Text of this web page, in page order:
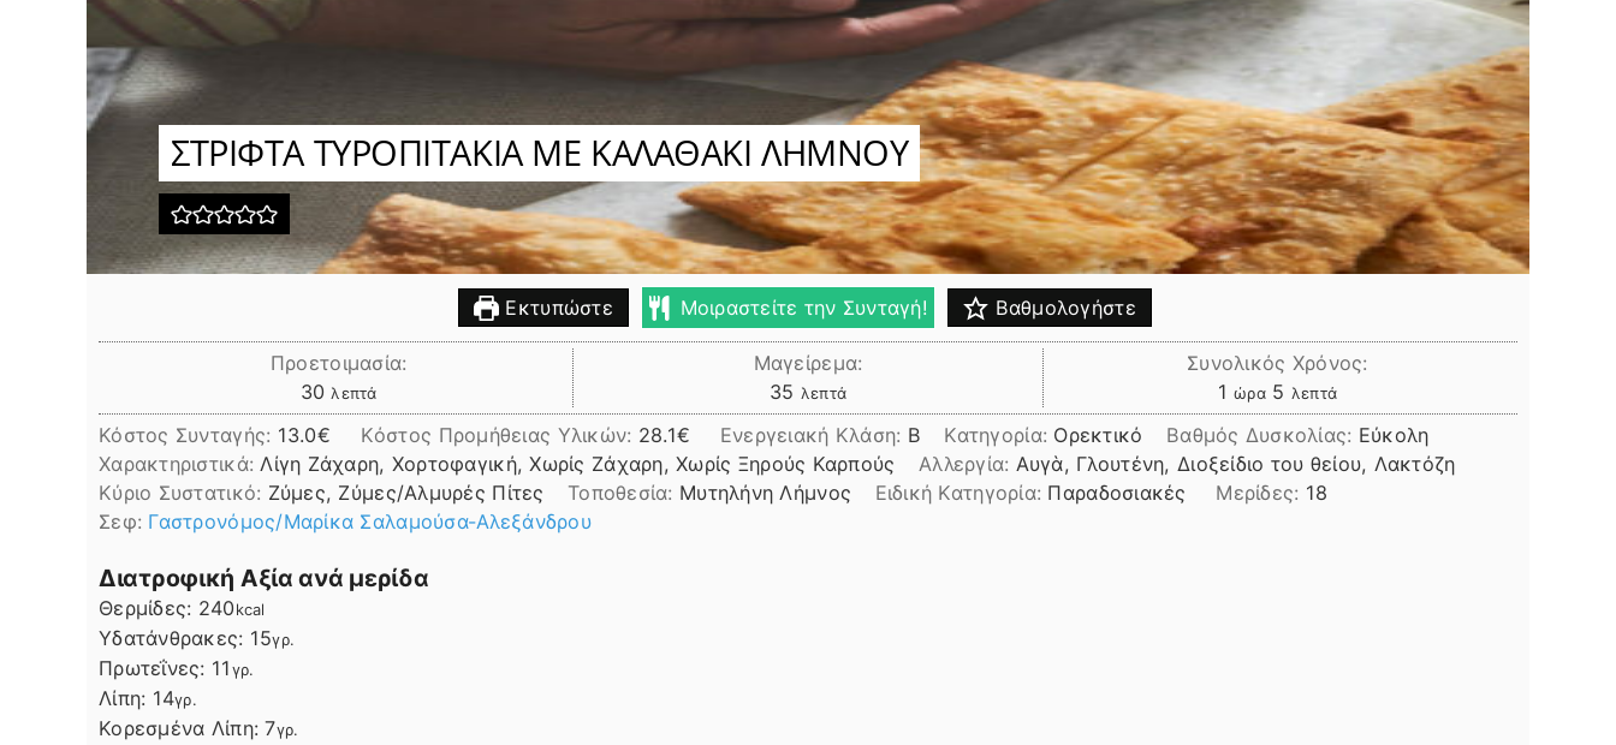
ΣΤΡΙΦΤΑ ΤΥΡΟΠΙΤΑΚΙΑ ΜΕ ΚΑΛΑΘΑΚΙ ΛΗΜΝΟΥ
Εκτυπώστε Μοιραστείτε την Συνταγή! Βαθμολογήστε
Προετοιμασία:
30 λεπτά
λεπτά
Μαγείρεμα:
35 λεπτά
λεπτά
Συνολικός Χρόνος:
1 ώρα
ώρα 5 λεπτά
λεπτά
Κόστος Συνταγής: 13.0€ Kόστος Προμήθειας Υλικών: 28.1 Ενεργειακή Κλάση: B Κατηγορία: Ορεκτικό Βαθμός Δυσκολίας: Εύκολη
Χαρακτηριστικά: Λίγη Ζάχαρη, Χορτοφαγική, Χωρίς Ζάχαρη, Χωρίς Ξηρούς Καρπούς Αλλεργία: Αυγὰ, Γλουτένη, Διοξείδιο του θείου, Λακτόζη
Kύριο Συστατικό: Ζύμες, Ζύμες/Αλμυρές Πίτες Τοποθεσία: Μυτηλήνη Λήμνος Ειδική Κατηγορία: Παραδοσιακές Μερίδες: 18
Σεφ: Γαστρονόμος/Μαρίκα Σαλαμούσα-Αλεξάνδρου
Διατροφική Αξία ανά μερίδα
Θερμίδες: 240kcal
Υδατάνθρακες: 15γρ.
Πρωτεΐνες: 11γρ.
Λίπη
Λίπη: 14γρ.
Κορεσμένα Λίπη:7γρ.